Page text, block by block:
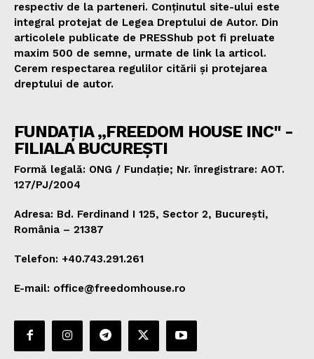
respectiv de la parteneri. Conținutul site-ului este
integral protejat de Legea Dreptului de Autor. Din
articolele publicate de PRESShub pot fi preluate
maxim 500 de semne, urmate de link la articol.
Cerem respectarea regulilor citării și protejarea
dreptului de autor.
FUNDAȚIA „FREEDOM HOUSE INC" -
FILIALA BUCUREȘTI
Formă legală: ONG / Fundație; Nr. înregistrare: AOT.
127/PJ/2004
Adresa: Bd. Ferdinand I 125, Sector 2, București,
România – 21387
Telefon: +40.743.291.261
E-mail: office@freedomhouse.ro